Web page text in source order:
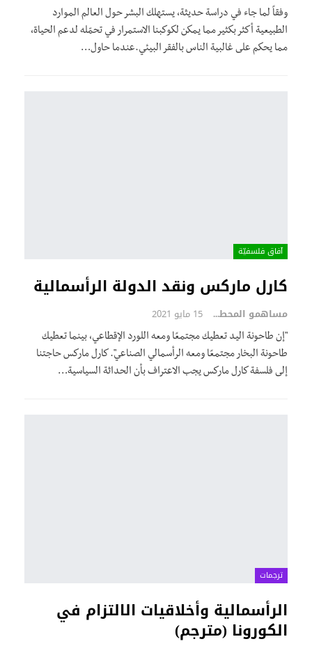
وفقاً لما جاء في دراسة حديثة، يستهلك البشر حول العالم الموارد
الطبيعية أكثر بكثير مما يمكن لكوكبنا الاستمرار في تحمّله لدعم الحياة،
مما يحكم على غالبية الناس بالفقر البيئي.عندما حاول…
آفاق فلسفيّة‎
كارل ماركس ونقد الدولة الرأسمالية
مساهمو المحطة 15 مايو 2021
"إن طاحونة اليد تعطيك مجتمعًا ومعه اللورد الإقطاعي، بينما تعطيك
طاحونة البخار مجتمعًا ومعه الرأسمالي الصناعي". كارل ماركس حاجتنا
إلى فلسفة كارل ماركس يجب الاعتراف بأن الحداثة السياسية…
ترجمات
الرأسمالية وأخلاقيات الالتزام في
الكورونا (مترجم)